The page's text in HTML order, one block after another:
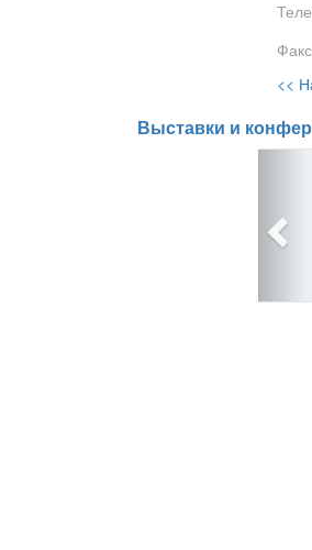
<<
Выставки и